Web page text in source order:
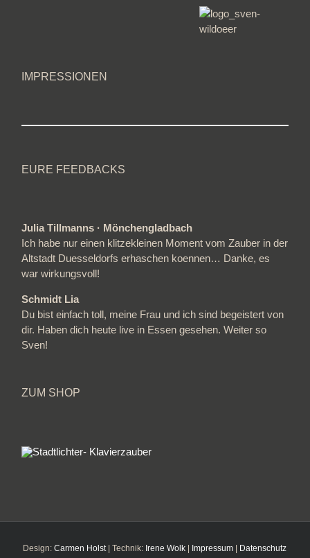
IMPRESSIONEN
EURE FEEDBACKS
Julia Tillmanns · Mönchengladbach
Ich habe nur einen klitzekleinen Moment vom Zauber in der
Altstadt Duesseldorfs erhaschen koennen… Danke, es
war wirkungsvoll!
Schmidt Lia
Du bist einfach toll, meine Frau und ich sind begeistert von
dir. Haben dich heute live in Essen gesehen. Weiter so
Sven!
ZUM SHOP
Design:Carmen Holst| Technik: Irene Wolk Impressum Datenschutz